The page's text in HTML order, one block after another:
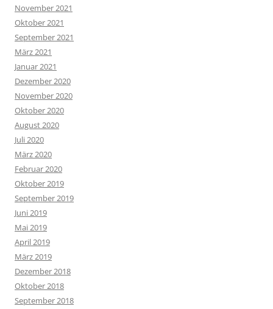
November 2021
Oktober 2021
September 2021
März 2021
Januar 2021
Dezember 2020
November 2020
Oktober 2020
August 2020
Juli 2020
März 2020
Februar 2020
Oktober 2019
September 2019
Juni 2019
Mai 2019
April 2019
März 2019
Dezember 2018
Oktober 2018
September 2018